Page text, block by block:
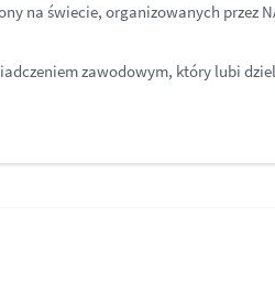
na świecie, organizowanych przez
zawodowym, który lubi